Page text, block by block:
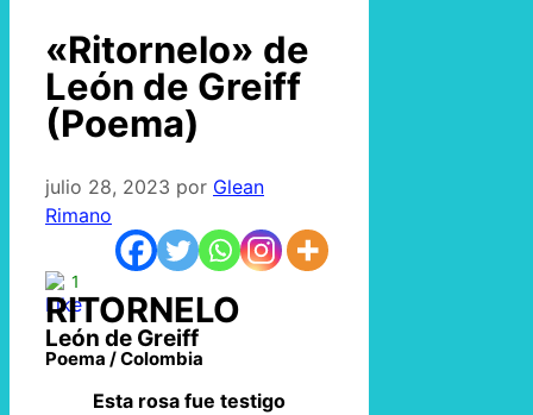
«Ritornelo» de
León de Greiff
(Poema)
julio 28, 2023 por Glean
Rimano
1
RITORNELO
León de Greiff
Poema / Colombia
Esta rosa fue testigo